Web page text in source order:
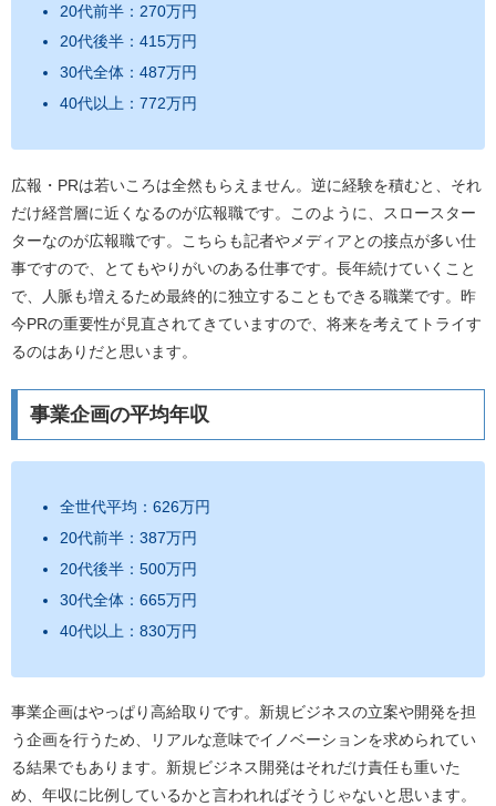
20代前半：270万円
20代後半：415万円
30代全体：487万円
40代以上：772万円
広報・PRは若いころは全然もらえません。逆に経験を積むと、それ
だけ経営層に近くなるのが広報職です。このように、スロースター
ターなのが広報職です。こちらも記者やメディアとの接点が多い仕
事ですので、とてもやりがいのある仕事です。長年続けていくこと
で、人脈も増えるため最終的に独立することもできる職業です。昨
今PRの重要性が見直されてきていますので、将来を考えてトライす
るのはありだと思います。
事業企画の平均年収
全世代平均：626万円
20代前半：387万円
20代後半：500万円
30代全体：665万円
40代以上：830万円
事業企画はやっぱり高給取りです。新規ビジネスの立案や開発を担
う企画を行うため、リアルな意味でイノベーションを求められてい
る結果でもあります。新規ビジネス開発はそれだけ責任も重いた
め、年収に比例しているかと言われればそうじゃないと思います。